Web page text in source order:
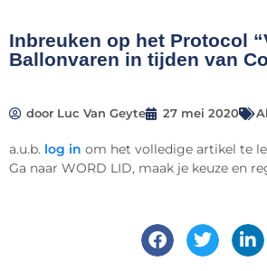
Inbreuken op het Protocol
Ballonvaren in tijden van
door Luc Van Geyte 27 mei 2020
a.u.b. log in om het volledige artikel te
Ga naar WORD LID, maak je keuze en